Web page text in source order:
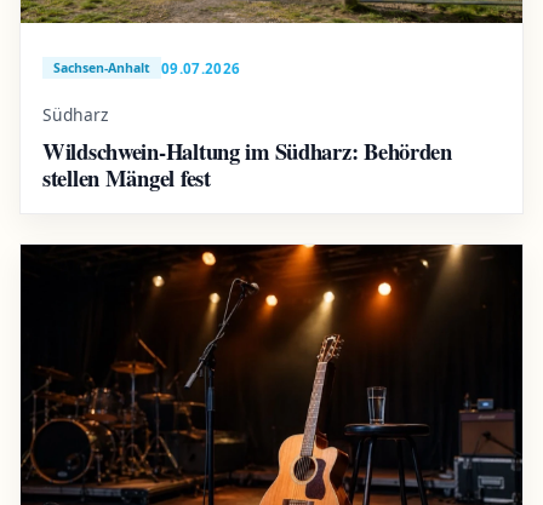
Sachsen-Anhalt 09.07.2026
Südharz
Wildschwein-Haltung im Südharz: Behörden
stellen Mängel fest